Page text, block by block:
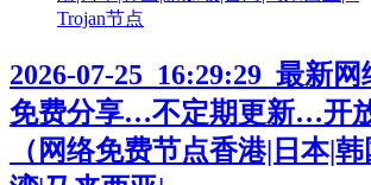
Trojan节点
2026-07-25_16:29:29_最新
免费分享…不定期更新…开
（网络免费节点香港|日本|